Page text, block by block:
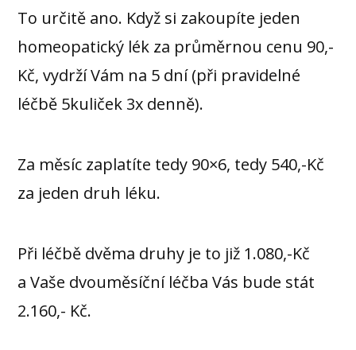
To určitě ano. Když si zakoupíte jeden
homeopatický lék za průměrnou cenu 90,-
Kč, vydrží Vám na 5 dní (při pravidelné
léčbě 5kuliček 3x denně).
Za měsíc zaplatíte tedy 90×6, tedy 540,-Kč
za jeden druh léku.
Při léčbě dvěma druhy je to již 1.080,-Kč
a Vaše dvouměsíční léčba Vás bude stát
2.160,- Kč.